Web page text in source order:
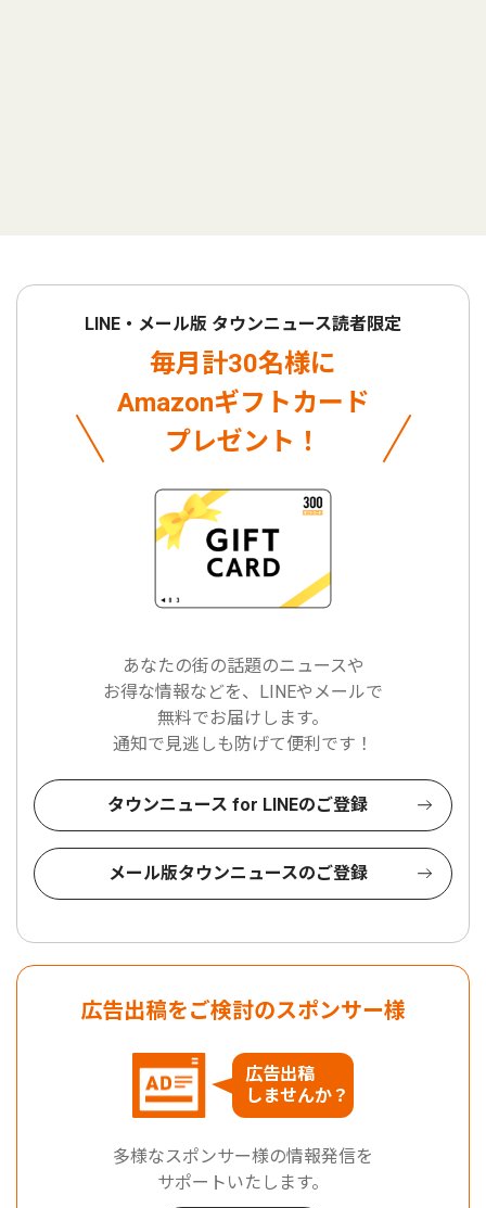
LINE・メール版 タウンニュース読者限定
毎月計30名様に
Amazonギフトカード
プレゼント！
あなたの街の話題のニュースや
お得な情報などを、LINEやメールで
無料でお届けします。
通知で見逃しも防げて便利です！
タウンニュース for LINEのご登録
メール版タウンニュースのご登録
広告出稿をご検討のスポンサー様
広告出稿
しませんか？
多様なスポンサー様の情報発信を
サポートいたします。